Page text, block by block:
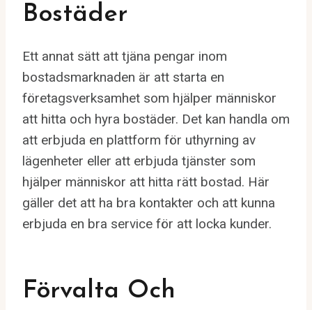
Bostäder
Ett annat sätt att tjäna pengar inom
bostadsmarknaden är att starta en
företagsverksamhet som hjälper människor
att hitta och hyra bostäder. Det kan handla om
att erbjuda en plattform för uthyrning av
lägenheter eller att erbjuda tjänster som
hjälper människor att hitta rätt bostad. Här
gäller det att ha bra kontakter och att kunna
erbjuda en bra service för att locka kunder.
Förvalta Och